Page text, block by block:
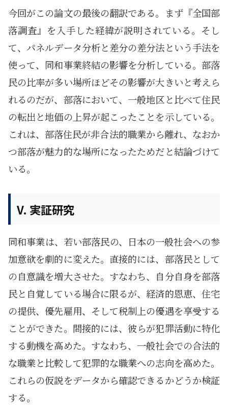
今回がこの論文の最後の翻訳である。まず『全国部
落調査』を入手した経緯が説明されている。そし
て、パネルデータ分析と差分の差分法という手法を
使って、同和事業終結の影響を分析している。部落
民の比率が多い場所ほどその影響が大きいと考えら
れるのだが、部落において、一般地区と比べて住民
の転出と地価の上昇が起こったことを示している。
これは、部落住民が非合法的職業から離れ、なおか
つ部落が魅力的な場所になったためだと結論づけて
いる。
V. 実証研究
同和事業は、若い部落民の、日本の一般社会への参
加意欲を劇的に変えた。直接的には、部落民として
の自意識を増大させた。すなわち、自分自身を部落
民と自覚している場合に限るが、経済的恩恵、住宅
の提供、優先雇用、そして税制上の優遇を享受する
ことができた。間接的には、彼らが犯罪活動に特化
する動機を高めた。すなわち、一般社会での合法的
な職業と比較して犯罪的な職業への志向を高めた。
これらの仮説をデータから確認できるかどうか検証
する。